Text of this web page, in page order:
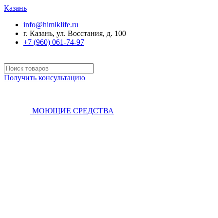
Казань
info@himiklife.ru
г. Казань, ул. Восстания, д. 100
+7 (960) 061-74-97
Получить консультацию
МОЮЩИЕ СРЕДСТВА